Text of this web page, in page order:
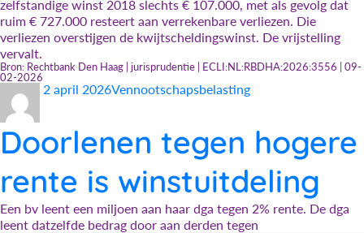
zelfstandige winst 2018 slechts € 107.000, met als gevolg dat
ruim € 727.000 resteert aan verrekenbare verliezen. Die
verliezen overstijgen de kwijtscheldingswinst. De vrijstelling
vervalt.
Bron: Rechtbank Den Haag | jurisprudentie | ECLI:NL:RBDHA:2026:3556 | 09-
02-2026
Auteur
Geplaatst
2 april 2026Categorieën
Vennootschapsbelasting
Doorlenen tegen hogere
rente is winstuitdeling
Een bv leent een miljoen aan haar dga tegen 2% rente. De dga
leent datzelfde bedrag door aan derden tegen